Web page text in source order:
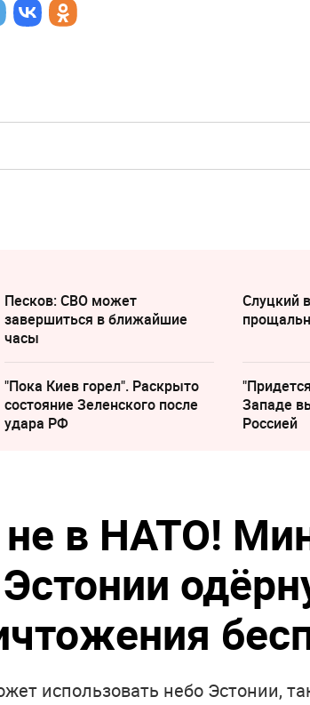
Песков: СВО может
завершиться в ближайшие
часы
Слуцкий
"Пока Киев горел". Раскрыто
состояние Зеленского после
удара РФ
Западе
Россией
в НАТО!
использовать небо Эстонии,